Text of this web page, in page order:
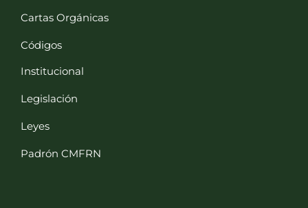
Cartas Orgánicas
Códigos
Institucional
Legislación
Leyes
Padrón CMFRN